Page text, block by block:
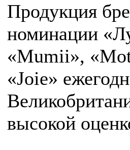
Продукция
номинации
«Mumii»,
«Joie»
высокой